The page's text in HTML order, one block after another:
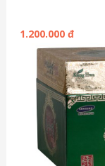
1.200.000 đ